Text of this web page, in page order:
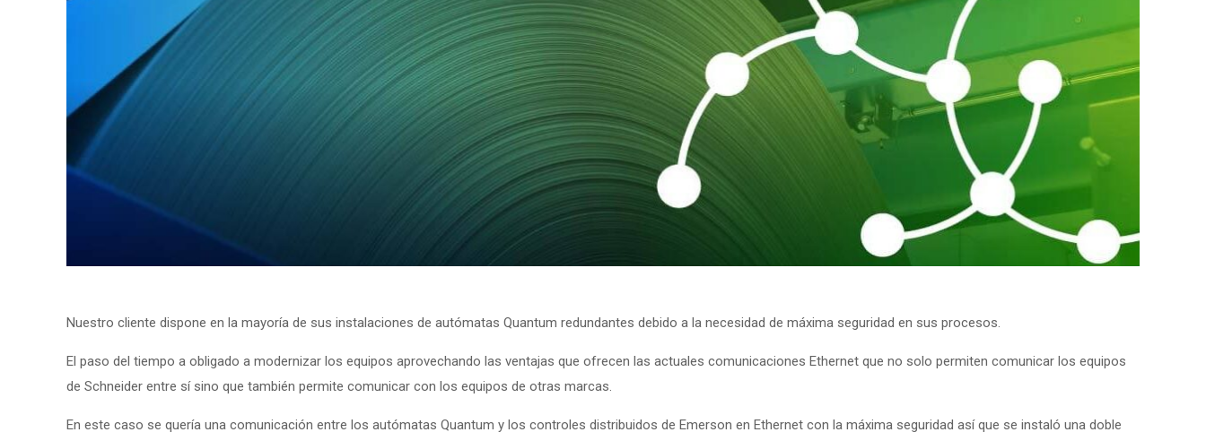
Nuestro cliente dispone en la mayoría de sus instalaciones de autómatas Quantum redundantes debido a la necesidad de máxima seguridad en sus procesos.
El paso del tiempo a obligado a modernizar los equipos aprovechando las ventajas que ofrecen las actuales comunicaciones Ethernet que no solo permiten comunicar los equipos
de Schneider entre sí sino que también permite comunicar con los equipos de otras marcas.
En este caso se quería una comunicación entre los autómatas Quantum y los controles distribuidos de Emerson en Ethernet con la máxima seguridad así que se instaló una doble